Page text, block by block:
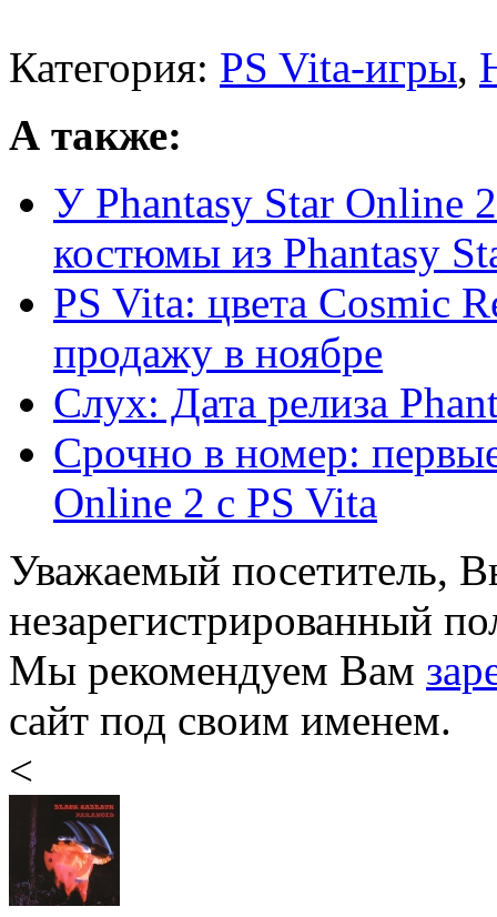
Категория: PS Vita-игры,
А также:
У Phantasy Star Online
костюмы из Phantasy
PS Vita: цвета Cosmic
продажу в ноябре
Слух: Дата релиза
Срочно в номер:
Online 2 с PS Vita
Уважаемый посетитель,
незарегистрированный
Мы рекомендуем Вам
сайт под своим именем.
<